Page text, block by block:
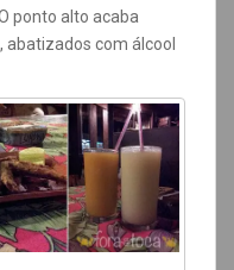
ponto alto acaba
abatizados com álcool